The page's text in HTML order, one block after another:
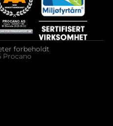
Procano
forbeholdt